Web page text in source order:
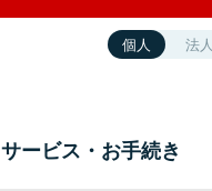
個人 法人
サービス・お手続き